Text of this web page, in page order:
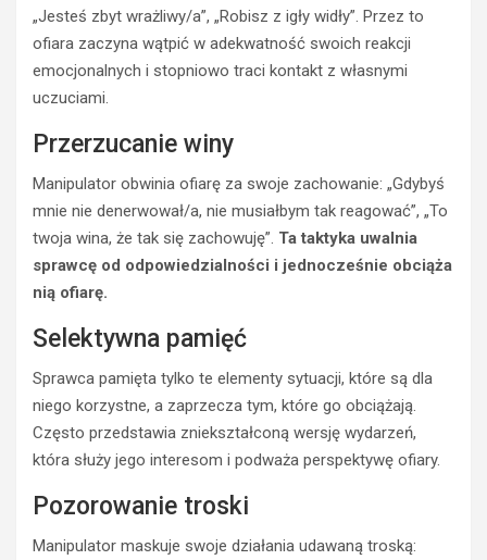
„Jesteś zbyt wrażliwy/a”, „Robisz z igły widły”. Przez to
ofiara zaczyna wątpić w adekwatność swoich reakcji
emocjonalnych i stopniowo traci kontakt z własnymi
uczuciami.
Przerzucanie winy
Manipulator obwinia ofiarę za swoje zachowanie: „Gdybyś
mnie nie denerwował/a, nie musiałbym tak reagować”, „To
twoja wina, że tak się zachowuję”. Ta taktyka uwalnia
sprawcę od odpowiedzialności i jednocześnie obciąża
nią ofiarę.
Selektywna pamięć
Sprawca pamięta tylko te elementy sytuacji, które są dla
niego korzystne, a zaprzecza tym, które go obciążają.
Często przedstawia zniekształconą wersję wydarzeń,
która służy jego interesom i podważa perspektywę ofiary.
Pozorowanie troski
Manipulator maskuje swoje działania udawaną troską: